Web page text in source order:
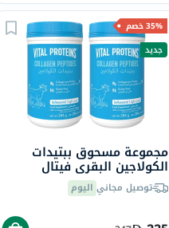
35% خصم
جديد
مجموعة مسحوق ببتيدات
الكولاجين البقري فيتال
بروتينز - 2 × 284 جرام
توصيل مجاني اليوم